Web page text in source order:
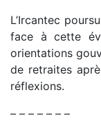
L’Ircantec
face à cette
orientations
de retraites
réflexions.
– – – – – – –